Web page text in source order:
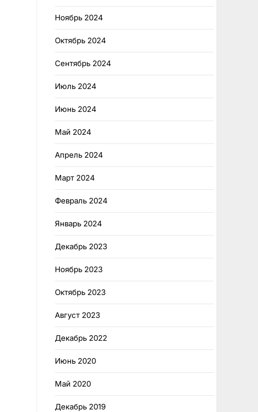
Ноябрь 2024
Октябрь 2024
Сентябрь 2024
Июль 2024
Июнь 2024
Май 2024
Апрель 2024
Март 2024
Февраль 2024
Январь 2024
Декабрь 2023
Ноябрь 2023
Октябрь 2023
Август 2023
Декабрь 2022
Июнь 2020
Май 2020
Декабрь 2019